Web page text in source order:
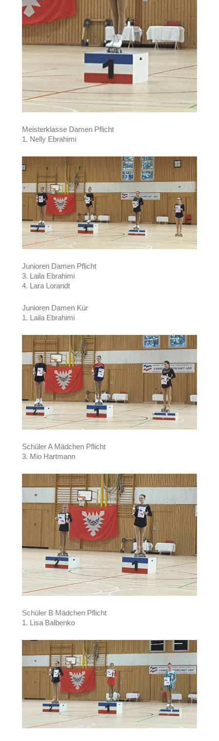
Meisterklasse Damen Pflicht
1. Nelly Ebrahimi
Junioren Damen Pflicht
3. Laila Ebrahimi
4. Lara Lorandt
Junioren Damen Kür
1. Laila Ebrahimi
Schüler A Mädchen Pflicht
3. Mio Hartmann
Schüler B Mädchen Pflicht
1. Lisa Balbenko